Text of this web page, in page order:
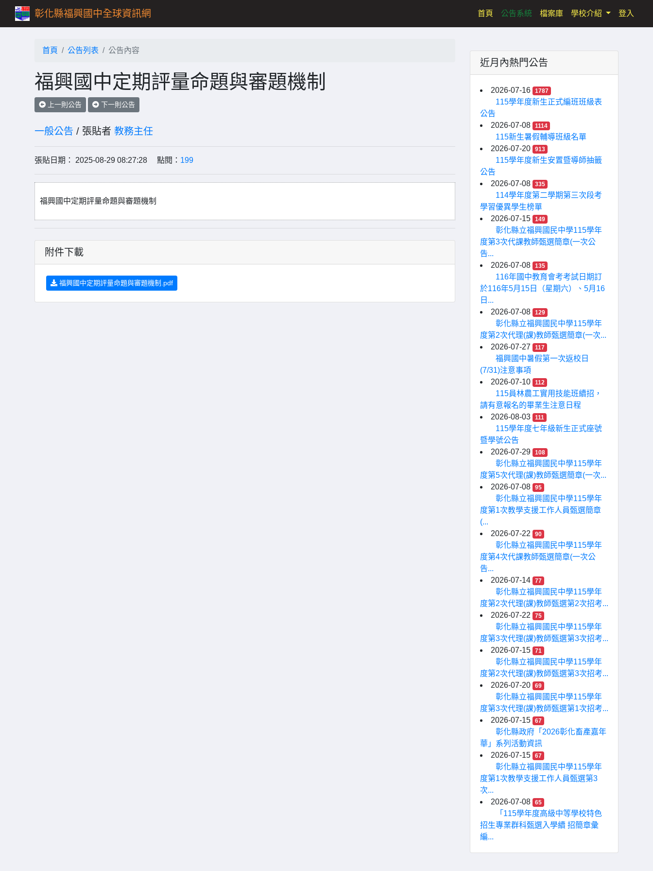
彰化縣福興國中全球資訊網 首頁 (current)
公告系統 檔案庫 學校介紹 登入
首頁 公告列表 公告內容
福興國中定期評量命題與審題機制
上一則公告 下一則公告
一般公告 / 張貼者 教務主任
張貼日期： 2025-08-29 08:27:28 點閱： 199
福興國中定期評量命題與審題機制
附件下載
福興國中定期評量命題與審題機制.pdf
近月內熱門公告
2026-07-16 1787
115學年度新生正式編班班級表
公告
2026-07-08
1114
115新生暑假輔導班級名單
2026-07-20
913
115學年度新生安置暨導師抽籤
公告
2026-07-08
335
114學年度第二學期第三次段考
學習優異學生榜單
2026-07-15
149
彰化縣立福興國民中學115學年
度第3次代課教師甄選簡章(一次公
告...
2026-07-08
135
116年國中教育會考考試日期訂
於116年5月15日（星期六）、5月16
日...
2026-07-08
129
彰化縣立福興國民中學115學年
度第2次代理(課)教師甄選簡章(一次...
2026-07-27
117
福興國中暑假第一次返校日
(7/31)注意事項
2026-07-10
112
115員林農工實用技能班續招，
請有意報名的畢業生注意日程
2026-08-03
111
115學年度七年級新生正式座號
暨學號公告
2026-07-29
108
彰化縣立福興國民中學115學年
度第5次代理(課)教師甄選簡章(一次...
2026-07-08
95
彰化縣立福興國民中學115學年
度第1次教學支援工作人員甄選簡章
(...
2026-07-22
90
彰化縣立福興國民中學115學年
度第4次代課教師甄選簡章(一次公
告...
2026-07-14
77
彰化縣立福興國民中學115學年
度第2次代理(課)教師甄選第2次招考...
2026-07-22
75
彰化縣立福興國民中學115學年
度第3次代理(課)教師甄選第3次招考...
2026-07-15
71
彰化縣立福興國民中學115學年
度第2次代理(課)教師甄選第3次招考...
2026-07-20
69
彰化縣立福興國民中學115學年
度第3次代理(課)教師甄選第1次招考...
2026-07-15
67
彰化縣政府「2026彰化畜產嘉年
華」系列活動資訊
2026-07-15
67
彰化縣立福興國民中學115學年
度第1次教學支援工作人員甄選第3
次...
2026-07-08
65
「115學年度高級中等學校特色
招生專業群科甄選入學續 招簡章彙
編...